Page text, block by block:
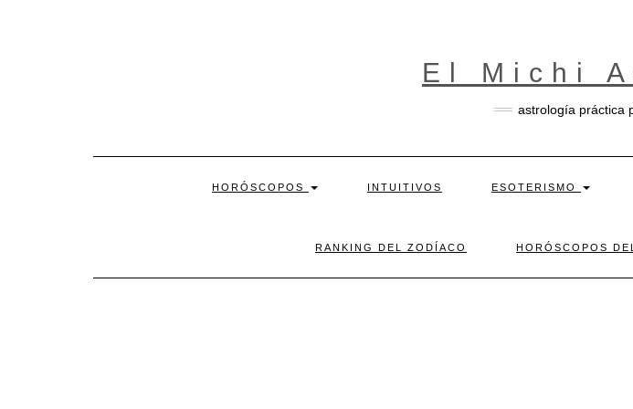
El Michi
astrología práctica
HORÓSCOPOS INTUITIVOS ESOTERISMO
RANKING DEL ZODÍACO HORÓSCOPOS